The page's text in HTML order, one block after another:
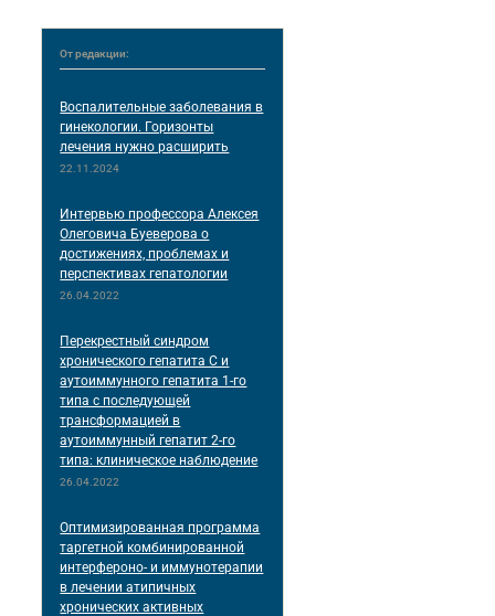
От редакции:
Воспалительные заболевания в
гинекологии. Горизонты
лечения нужно расширить
22.11.2024
Интервью профессора Алексея
Олеговича Буеверова о
достижениях, проблемах и
перспективах гепатологии
26.04.2022
Перекрестный синдром
хронического гепатита С и
аутоиммунного гепатита 1-го
типа с последующей
трансформацией в
аутоиммунный гепатит 2-го
типа: клиническое наблюдение
26.04.2022
Оптимизированная программа
таргетной комбинированной
интерфероно- и иммунотерапии
в лечении атипичных
хронических активных